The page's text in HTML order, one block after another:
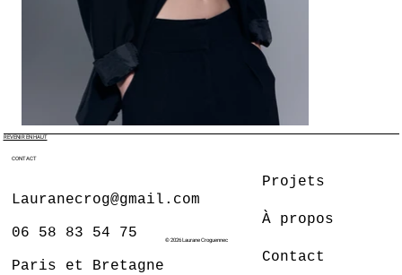
REVENIR EN HAUT
CONTACT
Lauranecrog@gmail.com
06 58 83 54 75
Paris et Bretagne
© 2026 Laurane Croguennec
Projets
À propos
Contact